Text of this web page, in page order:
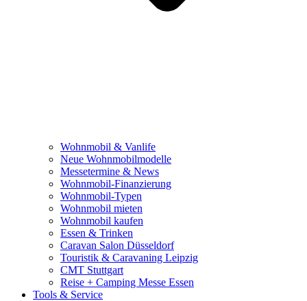
Wohnmobil & Vanlife
Neue Wohnmobilmodelle
Messetermine & News
Wohnmobil-Finanzierung
Wohnmobil-Typen
Wohnmobil mieten
Wohnmobil kaufen
Essen & Trinken
Caravan Salon Düsseldorf
Touristik & Caravaning Leipzig
CMT Stuttgart
Reise + Camping Messe Essen
Tools & Service